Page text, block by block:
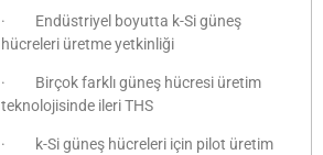
· Endüstriyel boyutta k-Si güneş
hücreleri üretme yetkinliği
· Birçok farklı güneş hücresi üretim
teknolojisinde ileri THS
· k-Si güneş hücreleri için pilot üretim